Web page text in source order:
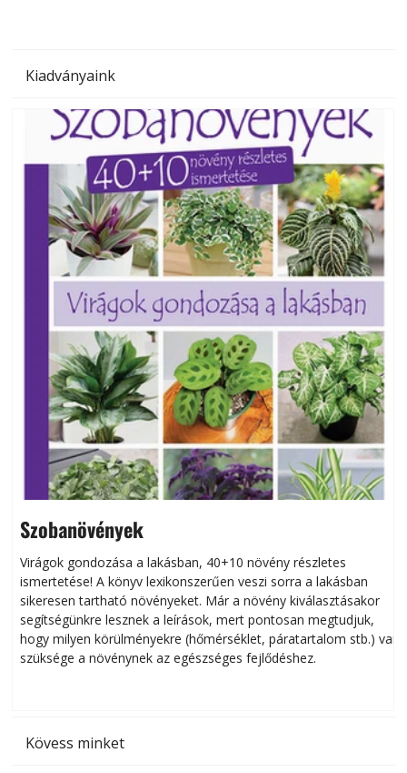
Kiadványaink
Szobanövények
Virágok gondozása a lakásban, 40+10 növény részletes
ismertetése! A könyv lexikonszerűen veszi sorra a lakásban
sikeresen tart­ha­tó növényeket. Már a növény kiválasztásakor
segítségünkre lesznek a leírások, mert pontosan megtudjuk,
hogy milyen körülményekre (hőmérséklet, páratartalom stb.) van
szüksége a növénynek az egészséges fejlődéshez.
Kövess minket